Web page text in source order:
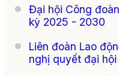
Đại hội Công
kỳ 2025 - 2030
Liên đoàn Lao
nghị quyết đại